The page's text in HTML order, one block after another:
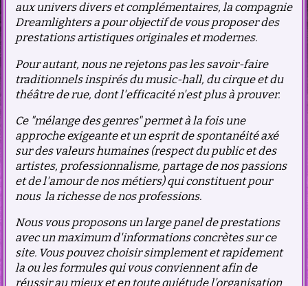
aux univers divers et complémentaires, la compagnie
Dreamlighters a pour objectif de vous proposer des
prestations artistiques originales et modernes.
Pour autant, nous ne rejetons pas les savoir-faire
traditionnels inspirés du music-hall, du cirque et du
théâtre de rue, dont l'efficacité n'est plus à prouver.
Ce "mélange des genres" permet à la fois une
approche exigeante et un esprit de spontanéité axé
sur des valeurs humaines (respect du public et des
artistes, professionnalisme, partage de nos passions
et de l'amour de nos métiers) qui constituent pour
nous la richesse de nos professions.
Nous vous proposons un large panel de prestations
avec un maximum d'informations concrètes sur ce
site. Vous pouvez choisir simplement et rapidement
la ou les formules qui vous conviennent afin de
réussir au mieux et en toute quiétude l’organisation